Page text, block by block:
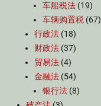
车船税法 (19)
车辆购置税 (67)
行政法 (18)
财政法 (37)
贸易法 (4)
金融法 (54)
银行法 (8)